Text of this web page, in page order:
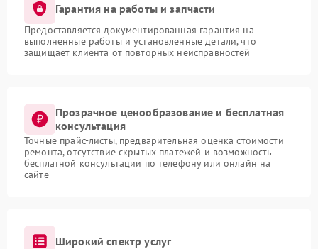
Гарантия на работы и запчасти
Предоставляется документированная гарантия на
выполненные работы и установленные детали, что
защищает клиента от повторных неисправностей
Прозрачное ценообразование и бесплатная
консультация
Точные прайс-листы, предварительная оценка стоимости
ремонта, отсутствие скрытых платежей и возможность
бесплатной консультации по телефону или онлайн на
сайте
Широкий спектр услуг